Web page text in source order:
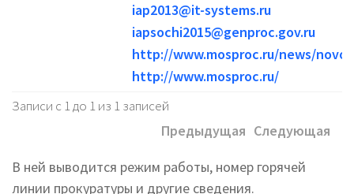
iap2013@it-systems.ru
iapsochi2015@genproc.gov.ru
http://www.mosproc.ru/news/
http://www.mosproc.ru/
Записи с 1 до 1 из 1 записей
Предыдущая Следующая
В ней выводится режим работы, номер горячей
линии прокуратуры и другие сведения.